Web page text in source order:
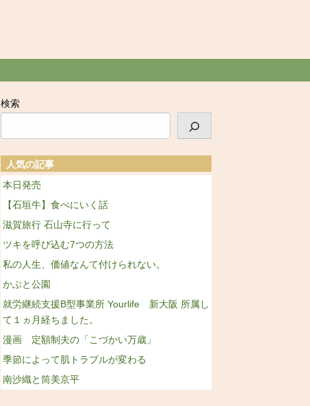
検索
人気の記事
本日発売
【石垣牛】食べにいく話
滋賀旅行 石山寺に行って
ツキを呼び込む7つの方法
私の人生、価値なんて付けられない。
かぶと公園
就労継続支援B型事業所 Yourlife 新大阪 所属し
て１ヵ月経ちました。
漫画 定額制夫の「こづかい万歳」
季節によって肌トラブルが変わる
南沙織と筒美京平